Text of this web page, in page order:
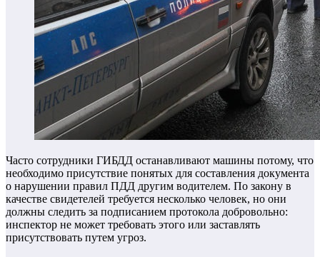
Часто сотрудники ГИБДД останавливают машины потому, что
необходимо присутствие понятых для составления документа
о нарушении правил ПДД другим водителем. По закону в
качестве свидетелей требуется несколько человек, но они
должны следить за подписанием протокола добровольно:
инспектор не может требовать этого или заставлять
присутствовать путем угроз.